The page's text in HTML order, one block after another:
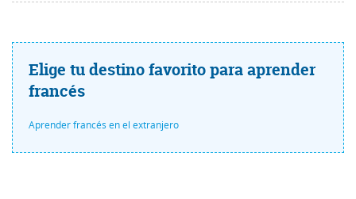
Elige tu destino favorito para aprender
francés
Aprender francés en el extranjero